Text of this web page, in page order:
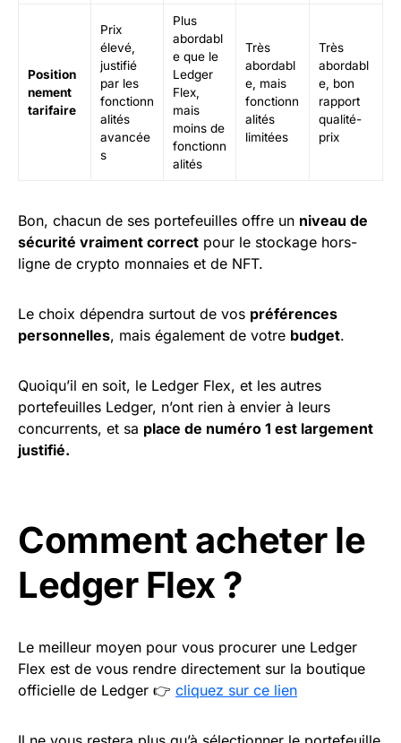
Position
nement
tarifaire
Prix
élevé,
justifié
par les
fonctionn
alités
avancée
s
Plus
abordabl
e que le
Ledger
Flex,
mais
moins de
fonctionn
alités
Très
abordabl
e, mais
fonctionn
alités
limitées
Très
abordabl
e, bon
rapport
qualité-
prix
Bon, chacun de ses portefeuilles offre un niveau de
sécurité vraiment correct pour le stockage hors-
ligne de crypto monnaies et de NFT.
Le choix dépendra surtout de vos préférences
personnelles, mais également de votre budget.
Quoiqu’il en soit, le Ledger Flex, et les autres
portefeuilles Ledger, n’ont rien à envier à leurs
concurrents, et sa place de numéro 1 est largement
justifié.
Comment acheter le
Ledger Flex ?
Le meilleur moyen pour vous procurer une Ledger
Flex est de vous rendre directement sur la boutique
officielle de Ledger 👉 cliquez sur ce lien